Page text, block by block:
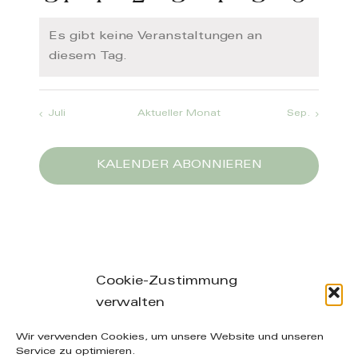
Cookie-Zustimmung
verwalten
Wir verwenden Cookies, um unsere Website und unseren
Service zu optimieren.
Veranstaltungen
Veranstaltungen
Veranstaltungen
Veranstaltungen
Hinweis
Es gibt keine Veranstaltungen an
diesem Tag.
Juli Aktueller Monat Sep.
KALENDER ABONNIEREN
(0) 160-20 49 402 – mail: info@manuelakuenzel.de